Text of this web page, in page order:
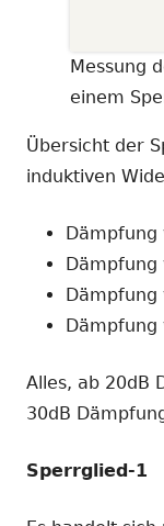
Messung
einem
Übersicht der
induktiven
Dämpfung
Dämpfung
Dämpfung
Dämpfung
Alles, ab 20dB
30dB
Sperrglied-1